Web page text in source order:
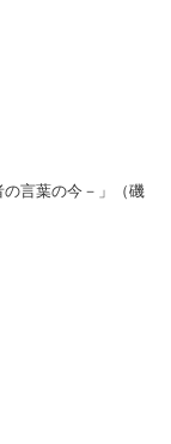
言葉の今－」（磯